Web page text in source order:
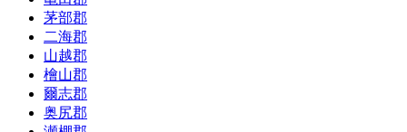
茅部郡
二海郡
山越郡
檜山郡
爾志郡
奥尻郡